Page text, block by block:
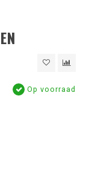
Op voorraad